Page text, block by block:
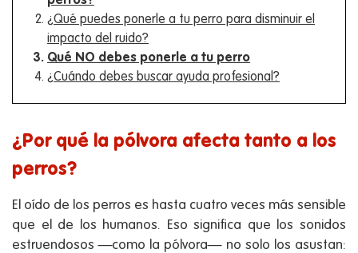
¿Qué puedes ponerle a tu perro para disminuir el
impacto del ruido?
Qué NO debes ponerle a tu perro
¿Cuándo debes buscar ayuda profesional?
¿Por qué la pólvora afecta tanto a los
perros?
El oído de los perros es hasta cuatro veces más sensible
que el de los humanos. Eso significa que los sonidos
estruendosos —como la pólvora— no solo los asustan: